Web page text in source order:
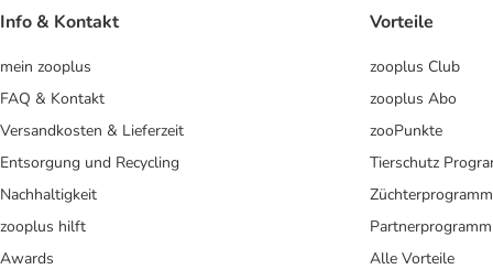
Info & Kontakt
mein zooplus
FAQ & Kontakt
Versandkosten & Lieferzeit
Entsorgung und Recycling
Nachhaltigkeit
zooplus hilft
Awards
Vorteile
zooplus Club
zooplus Abo
zooPunkte
Tierschutz
Züchterprogramm
Partnerprogramm
Alle Vorteile